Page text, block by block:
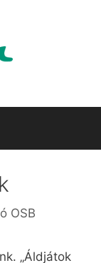
OSB
„Áldjátok